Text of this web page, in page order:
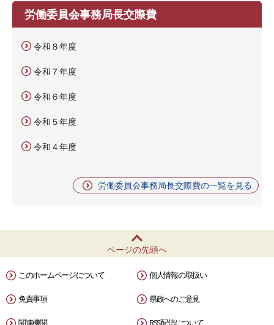
労働委員会事務局長交際費
令和８年度
令和７年度
令和６年度
令和５年度
令和４年度
労働委員会事務局長交際費の一覧を見る
ページの先頭へ
このホームページについて 個人情報の取扱い
免責事項 県政へのご意見
関連機関 RSS配信について